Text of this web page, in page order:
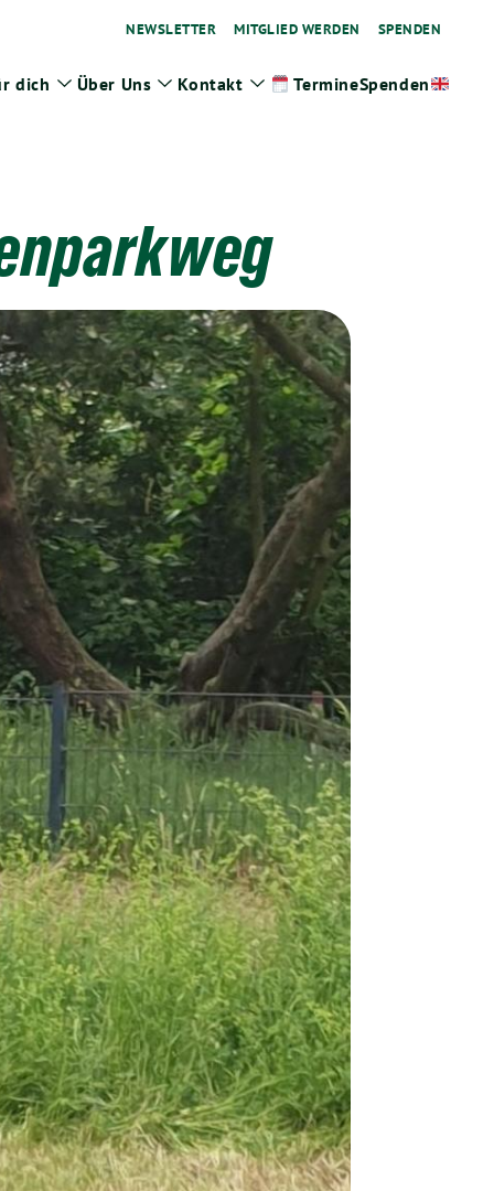
NEWSLETTER MITGLIED WERDEN SPENDEN
dich
Zeige
Über Uns Zeige
Kontakt ZeigeTermineSpenden